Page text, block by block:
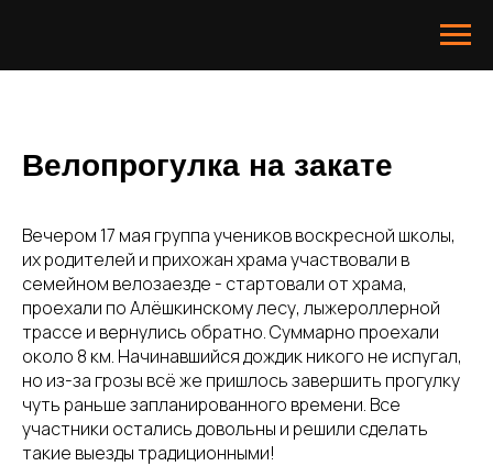
Велопрогулка на закате
Вечером 17 мая группа учеников воскресной школы,
их родителей и прихожан храма участвовали в
семейном велозаезде - стартовали от храма,
проехали по Алёшкинскому лесу, лыжероллерной
трассе и вернулись обратно. Суммарно проехали
около 8 км. Начинавшийся дождик никого не испугал,
но из-за грозы всё же пришлось завершить прогулку
чуть раньше запланированного времени. Все
участники остались довольны и решили сделать
такие выезды традиционными!